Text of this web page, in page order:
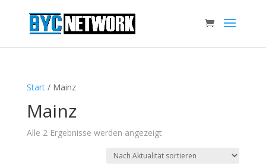
Start/ Mainz
Mainz
Alle 2 Ergebnisse werden angezeigt
sortiert